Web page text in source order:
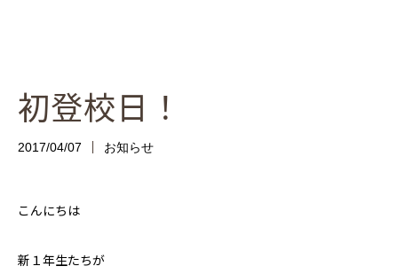
初登校日！
2017/04/07 お知らせ
こんにちは
新１年生たちが